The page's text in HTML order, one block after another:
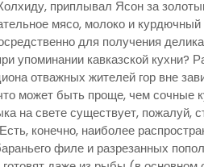
приплывал Ясон за
мясо, молоко и
для получения
упоминании кавказской
отважных жителей гор вне
может быть проще, чем сочные
на свете существует, пожалуй,
Есть, конечно, наиболее
филе и разрезанных